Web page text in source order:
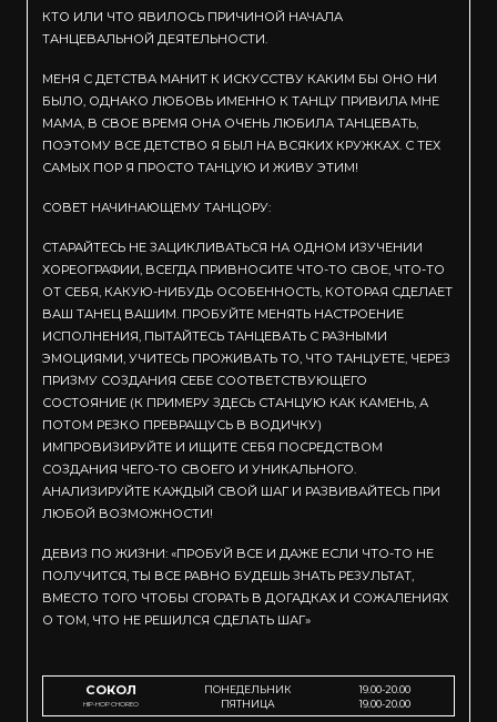
КТО ИЛИ ЧТО ЯВИЛОСЬ ПРИЧИНОЙ НАЧАЛА
ТАНЦЕВАЛЬНОЙ ДЕЯТЕЛЬНОСТИ.
МЕНЯ С ДЕТСТВА МАНИТ К ИСКУССТВУ КАКИМ БЫ ОНО НИ
БЫЛО, ОДНАКО ЛЮБОВЬ ИМЕННО К ТАНЦУ ПРИВИЛА МНЕ
МАМА, В СВОЕ ВРЕМЯ ОНА ОЧЕНЬ ЛЮБИЛА ТАНЦЕВАТЬ,
ПОЭТОМУ ВСЕ ДЕТСТВО Я БЫЛ НА ВСЯКИХ КРУЖКАХ. С ТЕХ
САМЫХ ПОР Я ПРОСТО ТАНЦУЮ И ЖИВУ ЭТИМ!
СОВЕТ НАЧИНАЮЩЕМУ ТАНЦОРУ:
СТАРАЙТЕСЬ НЕ ЗАЦИКЛИВАТЬСЯ НА ОДНОМ ИЗУЧЕНИИ
ХОРЕОГРАФИИ, ВСЕГДА ПРИВНОСИТЕ ЧТО-ТО СВОЕ, ЧТО-ТО
ОТ СЕБЯ, КАКУЮ-НИБУДЬ ОСОБЕННОСТЬ, КОТОРАЯ СДЕЛАЕТ
ВАШ ТАНЕЦ ВАШИМ. ПРОБУЙТЕ МЕНЯТЬ НАСТРОЕНИЕ
ИСПОЛНЕНИЯ, ПЫТАЙТЕСЬ ТАНЦЕВАТЬ С РАЗНЫМИ
ЭМОЦИЯМИ, УЧИТЕСЬ ПРОЖИВАТЬ ТО, ЧТО ТАНЦУЕТЕ, ЧЕРЕЗ
ПРИЗМУ СОЗДАНИЯ СЕБЕ СООТВЕТСТВУЮЩЕГО
СОСТОЯНИЕ (К ПРИМЕРУ ЗДЕСЬ СТАНЦУЮ КАК КАМЕНЬ, А
ПОТОМ РЕЗКО ПРЕВРАЩУСЬ В ВОДИЧКУ)
ИМПРОВИЗИРУЙТЕ И ИЩИТЕ СЕБЯ ПОСРЕДСТВОМ
СОЗДАНИЯ ЧЕГО-ТО СВОЕГО И УНИКАЛЬНОГО.
АНАЛИЗИРУЙТЕ КАЖДЫЙ СВОЙ ШАГ И РАЗВИВАЙТЕСЬ ПРИ
ЛЮБОЙ ВОЗМОЖНОСТИ!
ДЕВИЗ ПО ЖИЗНИ: «ПРОБУЙ ВСЕ И ДАЖЕ ЕСЛИ ЧТО-ТО НЕ
ПОЛУЧИТСЯ, ТЫ ВСЕ РАВНО БУДЕШЬ ЗНАТЬ РЕЗУЛЬТАТ,
ВМЕСТО ТОГО ЧТОБЫ СГОРАТЬ В ДОГАДКАХ И СОЖАЛЕНИЯХ
О ТОМ, ЧТО НЕ РЕШИЛСЯ СДЕЛАТЬ ШАГ»
СОКОЛ
HIP-HOP CHOREO
ПОНЕДЕЛЬНИК
ПЯТНИЦА
19.00-20.00
19.00-20.00